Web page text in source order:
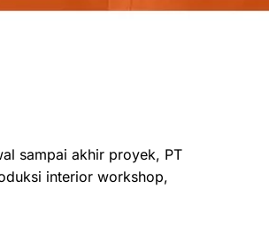
sampai akhir proyek, PT
interior workshop,